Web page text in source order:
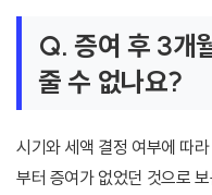
Q. 증여 후 3개
줄 수 없나요?
시기와 세액 결정 여부에 따
부터 증여가 없었던 것으로